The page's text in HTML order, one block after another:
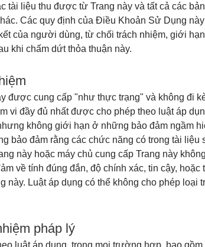
tài liệu thu được từ Trang này và tất cả các
Các quy định của Điều Khoản Sử Dụng
của người dùng, từ chối trách nhiệm, giới
khi chấm dứt thỏa thuận này.
được cung cấp "như thực trạng" và không đi
vi đầy đủ nhất được cho phép theo luật áp
không giới hạn ở những bảo đảm ngầm
bảo đảm rằng các chức năng có trong tài
này hoặc máy chủ cung cấp Trang này
về tính đúng đắn, độ chính xác, tin cậy,
này. Luật áp dụng có thể không cho phép loại
pháp lý
luật áp dụng, trong mọi trường hợp, bao